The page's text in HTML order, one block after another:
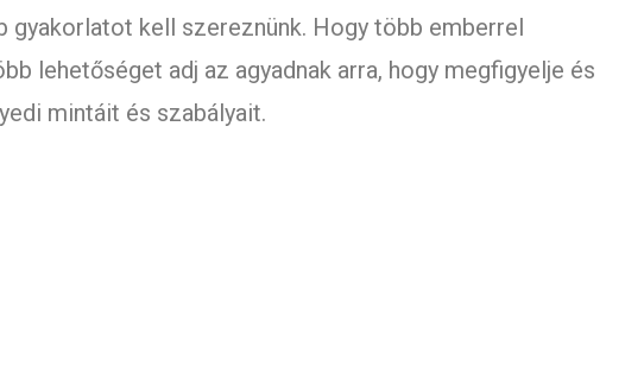
gyakorlatot kell szereznünk. Hogy több emberrel
lehetőséget adj az agyadnak arra, hogy megfigyelje és
mintáit és szabályait.